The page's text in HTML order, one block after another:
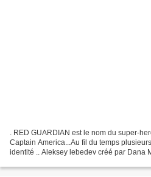
. RED GUARDIAN est le nom du super-
Captain America...Au fil du temps
identité .. Aleksey lebedev créé par Dana